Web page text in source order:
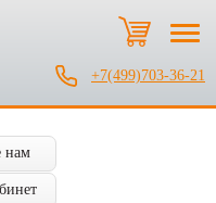
+7(499)703-36-21
нам